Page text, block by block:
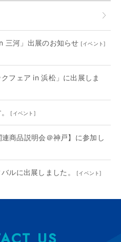
三河」出展のお知らせ [イベント]
フェア in 浜松」に出展しま
[イベント ]
商品説明会＠神戸】に参加し
ルに出展しました。 [イベント]